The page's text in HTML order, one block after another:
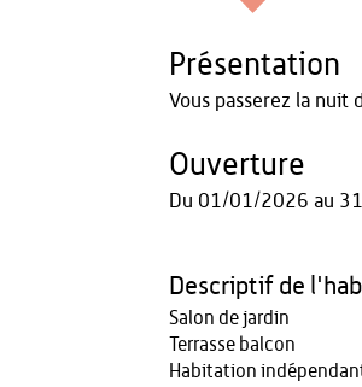
Présentation
Vous passerez la nuit
Ouverture
Du 01/01/2026 au
Descriptif de
Salon de jardin
Terrasse balcon
Habitation